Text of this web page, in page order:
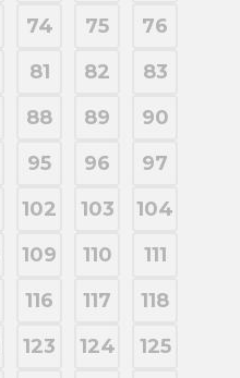
74 75
76
81 82
83
88 89
90
95 96
97
102 103
104
109 110
111
116 117
118
123 124
125